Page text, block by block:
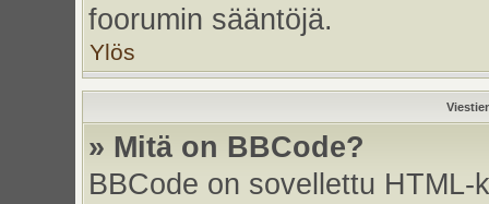
foorumin sääntöjä.
Ylös
» Mitä on BBCode?
BBCode on sovellettu